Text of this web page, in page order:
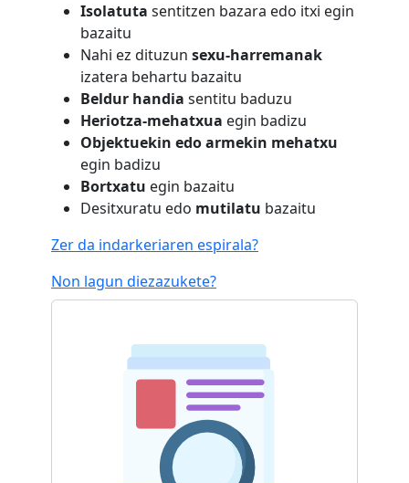
Isolatuta sentitzen bazara edo itxi egin
bazaitu
Nahi ez dituzun sexu-harremanak
izatera behartu bazaitu
Beldur handia sentitu baduzu
Heriotza-mehatxua egin badizu
Objektuekin edo armekin mehatxu
egin badizu
Bortxatu egin bazaitu
Desitxuratu edo mutilatu bazaitu
Zer da indarkeriaren espirala?
Non lagun diezazukete?